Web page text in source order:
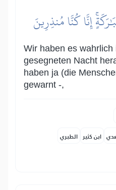
إِنَّا كُنَّا مُنذِرِينَ
Wir haben es wahrlich
gesegneten Nacht
haben ja (die
gewarnt -,
ابن كثير الطبري